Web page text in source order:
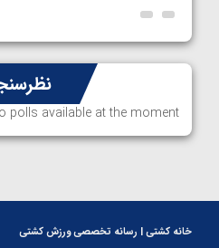
polls available at the moment.
خانه کشتی | رسانه تخصصی ورزش کشتی